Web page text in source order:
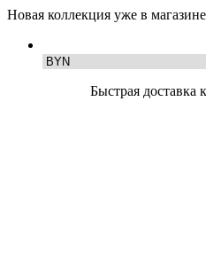
Новая коллекция уже в
Быстрая